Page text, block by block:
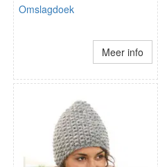
Omslagdoek
Meer info